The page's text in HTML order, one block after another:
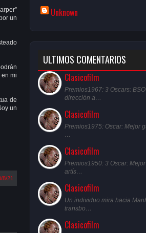
un
mi
de
un
8/21
Unknown
ULTIMOS COMENTARIOS
Clasicofilm
Premios1967: 3 Oscars:
dirección a…
Clasicofilm
Premios1975: Oscar: Mejor
Clasicofilm
Premios1950: 3 Oscar:
artís…
Clasicofilm
Un individuo mira hacia
transbo…
Clasicofilm